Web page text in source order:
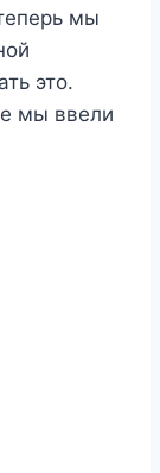
мы
это.
мы ввели